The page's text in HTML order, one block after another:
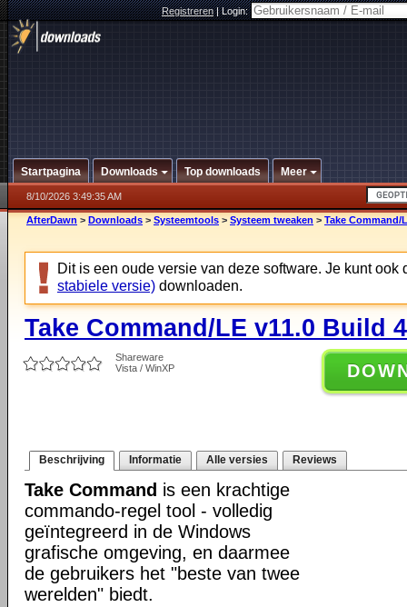
Registreren|Login:
Startpagina Downloads Top downloads Meer
8/10/2026 3:49:35 AM
AfterDawn > Downloads > Systeemtools > Systeem tweaken > Take Command/
Dit is een oude versie van deze software. Je kunt ook
stabiele versie) downloaden.
Take Command/LE v11.0 Build
Shareware
Vista / WinXP
Beschrijving Informatie Alle versies Reviews
Take Command is een krachtige
commando-regel tool - volledig
geïntegreerd in de Windows
grafische omgeving, en daarmee
de gebruikers het "beste van twee
werelden" biedt.